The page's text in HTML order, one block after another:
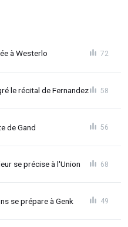
à Westerlo 72
le récital de Fernandez 58
de Gand 56
se précise à l'Union 68
se prépare à Genk 49